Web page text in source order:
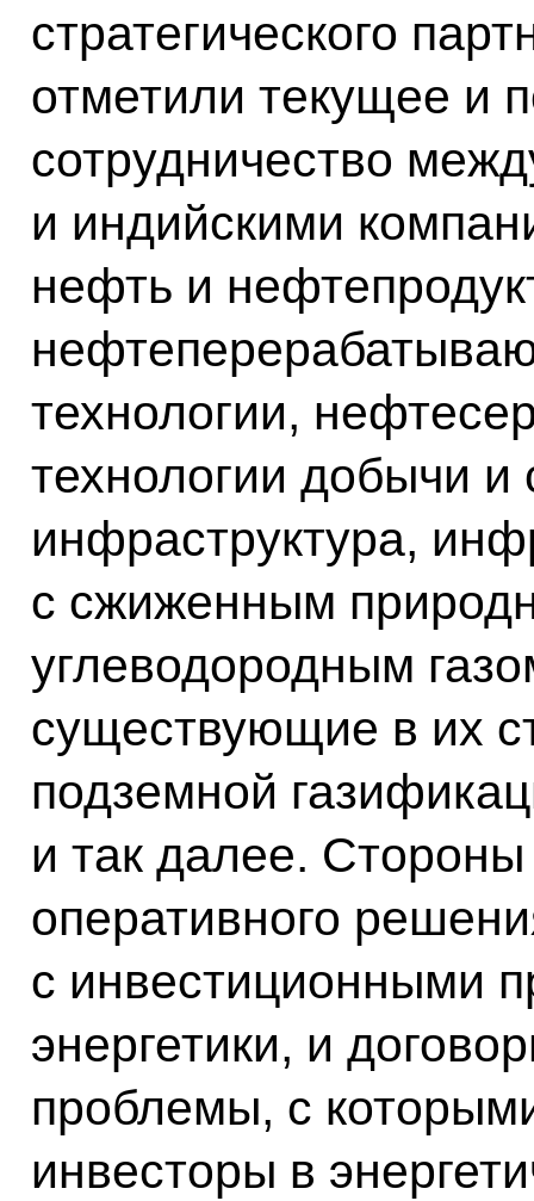
стратегического
отметили текущее и
сотрудничество
и индийскими
нефть и
технологии,
технологии добычи и
инфраструктура,
с сжиженным
углеводородным
существующие в их
подземной
и так далее.
оперативного
с инвестиционными
энергетики, и
проблемы, с
инвесторы в